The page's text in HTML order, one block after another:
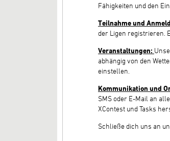
Fähigkeiten und den
Teilnahme und
der Ligen registrieren.
Veranstaltungen:
abhängig von den
einstellen.
Kommunikation und
SMS oder E-Mail an
XContest und Tasks
Schließe dich uns an